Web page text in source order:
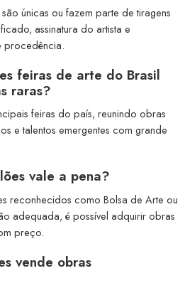
únicas ou fazem parte de tiragens
assinatura do artista e
procedência.
feiras de arte do Brasil
raras?
feiras do país, reunindo obras
e talentos emergentes com grande
vale a pena?
reconhecidos como Bolsa de Arte ou
adequada, é possível adquirir obras
preço.
vende obras